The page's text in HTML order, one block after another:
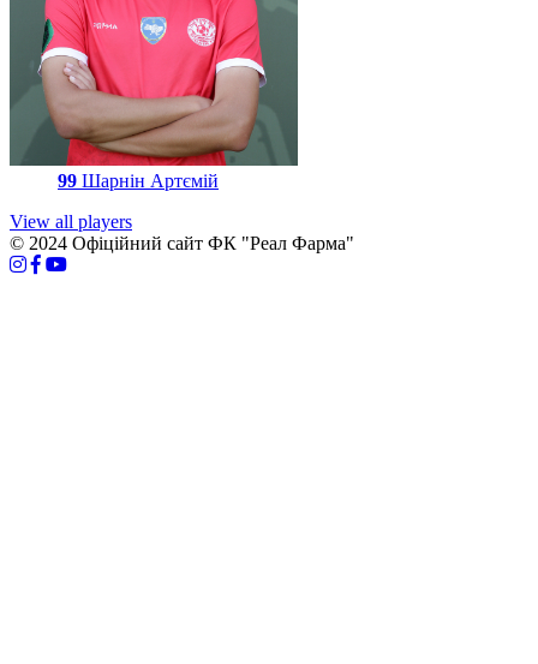
99 Шарнін Артємій
View all players
© 2024 Офіційний сайт ФК "Реал Фарма"